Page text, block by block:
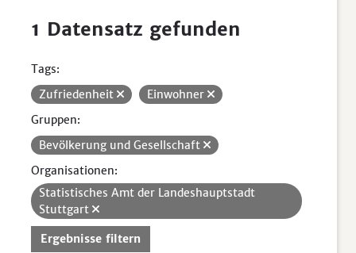
1 Datensatz gefunden
Tags:
Zufriedenheit
Einwohner
Gruppen:
Bevölkerung und Gesellschaft
Organisationen:
Statistisches Amt der Landeshauptstadt
Stuttgart
Ergebnisse filtern